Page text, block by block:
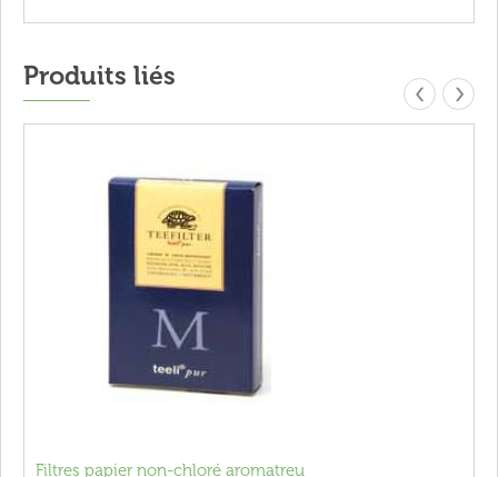
Produits liés ‹ ›
Filtres papier non-chloré aromatreu